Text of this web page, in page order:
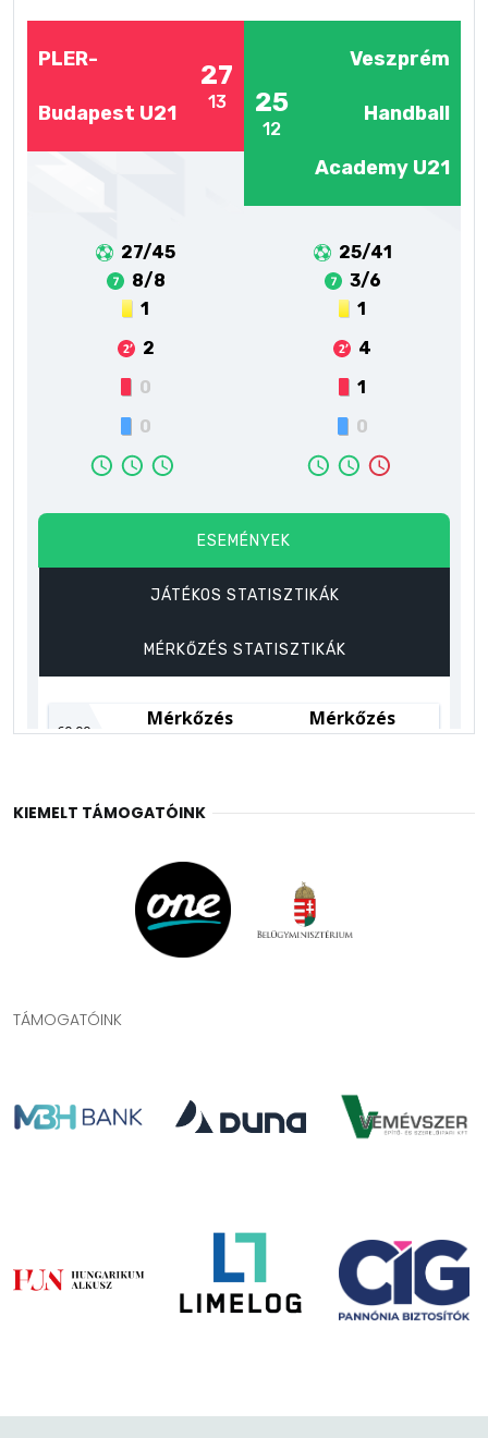
KIEMELT TÁMOGATÓINK
TÁMOGATÓINK